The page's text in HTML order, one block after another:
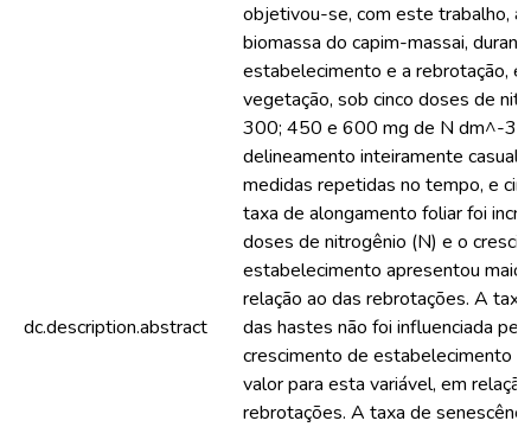
dc.description.abstract
objetivou-se, com este trabalho,
biomassa do capim-massai,
estabelecimento e a rebrotação,
vegetação, sob cinco doses de
300; 450 e 600 mg de N dm^-3
delineamento inteiramente
medidas repetidas no tempo, e
taxa de alongamento foliar foi
doses de nitrogênio (N) e o
estabelecimento apresentou
relação ao das rebrotações. A
das hastes não foi influenciada
crescimento de estabelecimento
valor para esta variável, em
rebrotações. A taxa de